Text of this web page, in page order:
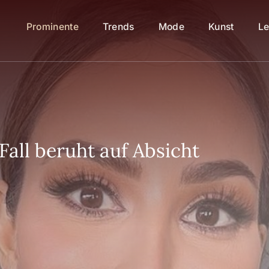
Prominente Trends Mode Kunst
beruht auf Absicht